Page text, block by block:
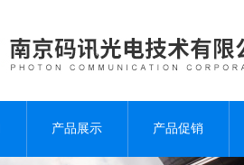
产品展示 产品促销